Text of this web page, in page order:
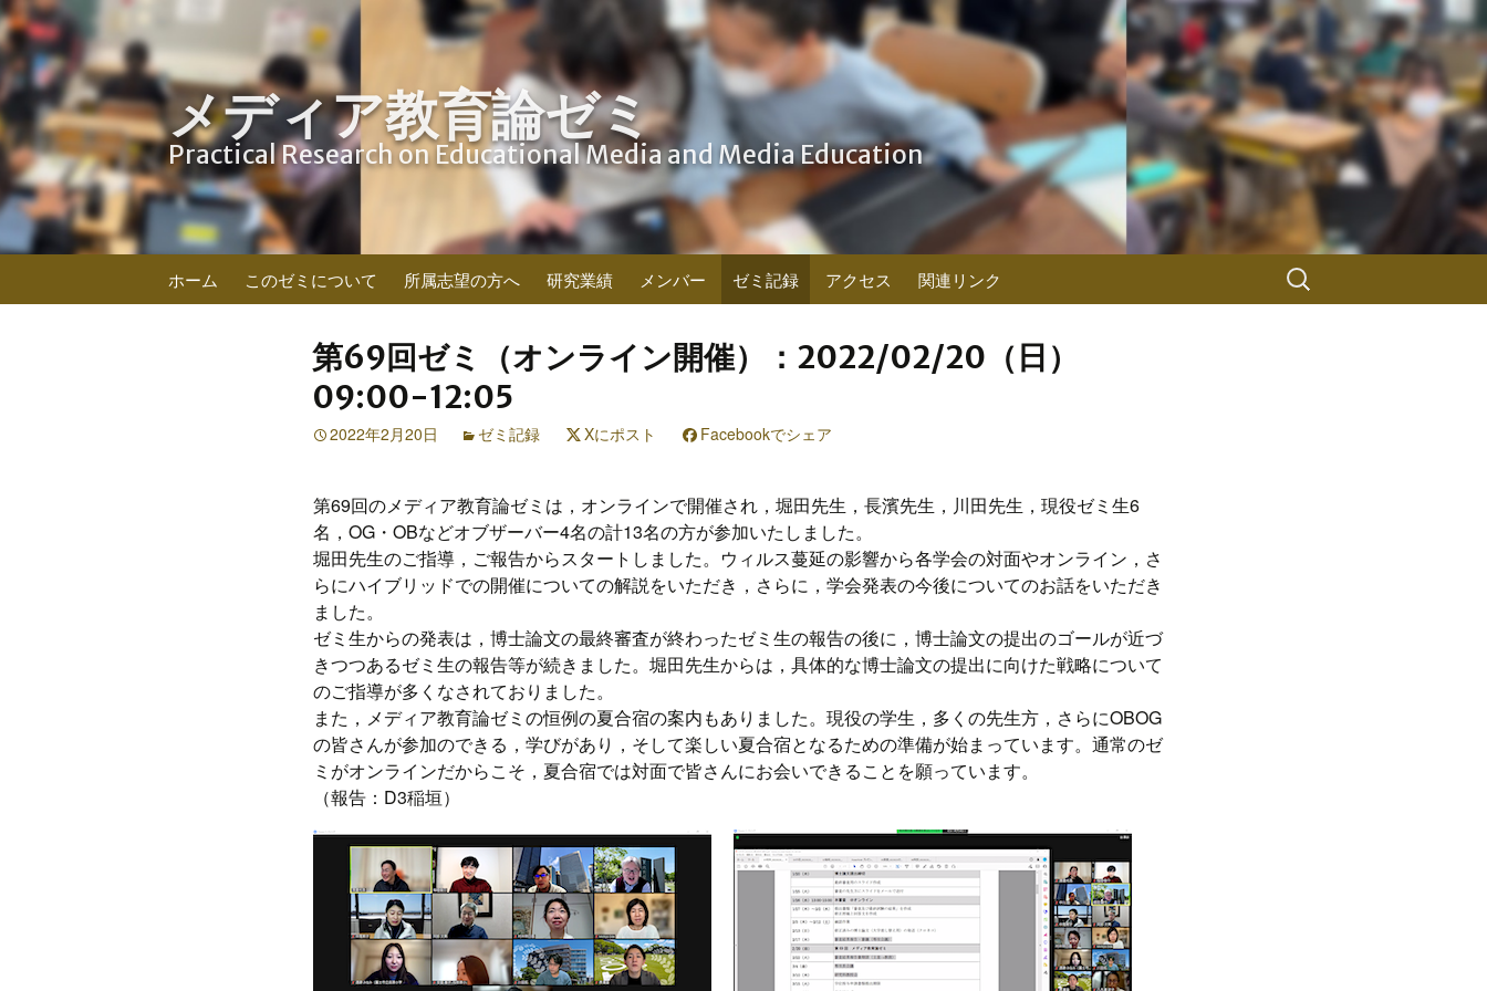
メディア教育論ゼミ
Practical Research on Educational Media and Media Education
ホーム このゼミについて 所属志望の方へ 研究業績 メンバー ゼミ記録 アクセス 関連リンク
検
索:
第69回ゼミ（オンライン開催）：2022/02/20（日）
09:00-12:05
2022年2月20日 ゼミ記録 Xにポスト Facebookでシェア
第69回のメディア教育論ゼミは，オンラインで開催され，堀田先生，長濱先生，川田先生，現役ゼミ生6
名，OG・OBなどオブザーバー4名の計13名の方が参加いたしました。
堀田先生のご指導，ご報告からスタートしました。ウィルス蔓延の影響から各学会の対面やオンライン，さ
らにハイブリッドでの開催についての解説をいただき，さらに，学会発表の今後についてのお話をいただき
ました。
ゼミ生からの発表は，博士論文の最終審査が終わったゼミ生の報告の後に，博士論文の提出のゴールが近づ
きつつあるゼミ生の報告等が続きました。堀田先生からは，具体的な博士論文の提出に向けた戦略について
のご指導が多くなされておりました。
また，メディア教育論ゼミの恒例の夏合宿の案内もありました。現役の学生，多くの先生方，さらにOBOG
の皆さんが参加のできる，学びがあり，そして楽しい夏合宿となるための準備が始まっています。通常のゼ
ミがオンラインだからこそ，夏合宿では対面で皆さんにお会いできることを願っています。
（報告：D3稲垣）